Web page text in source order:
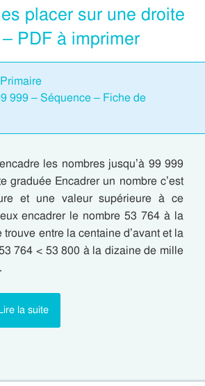
placer sur une droite
PDF à imprimer
999 – Séquence – Fiche de
les nombres jusqu’à 99 999
graduée Encadrer un nombre c’est
et une valeur supérieure à ce
encadrer le nombre 53 764 à la
entre la centaine d’avant et la
764 < 53 800 à la dizaine de mille
la suite